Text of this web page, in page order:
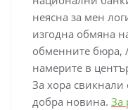
неясна за мен
изгодна обмяна
обменните бюра,
намерите в
За хора
добра новина. За